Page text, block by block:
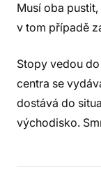
Musí oba
v tom případě
Stopy vedou
centra se
dostává do
východisko.